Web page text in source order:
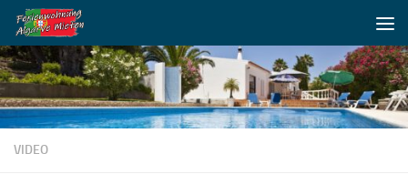
Unter dem Inhalt
VIDEO